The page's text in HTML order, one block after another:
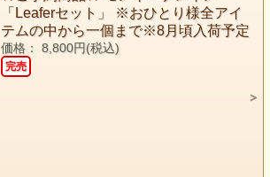
「Leaferセット」 ※おひとり様全アイ
テムの中から一個まで※8月頃入荷予定
価格： 8,800円(税込)
完売